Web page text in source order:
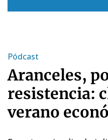
Pódcast
Aranceles,
resistencia:
verano